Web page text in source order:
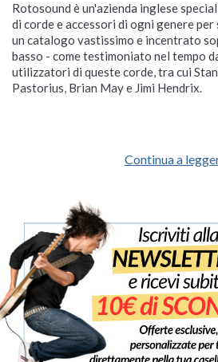
Rotosound è un'azienda inglese
di corde e accessori di ogni genere
un catalogo vastissimo e incentrato
basso - come testimoniato nel tempo
utilizzatori di queste corde, tra cui
Pastorius, Brian May e Jimi Hendrix.
Continua a